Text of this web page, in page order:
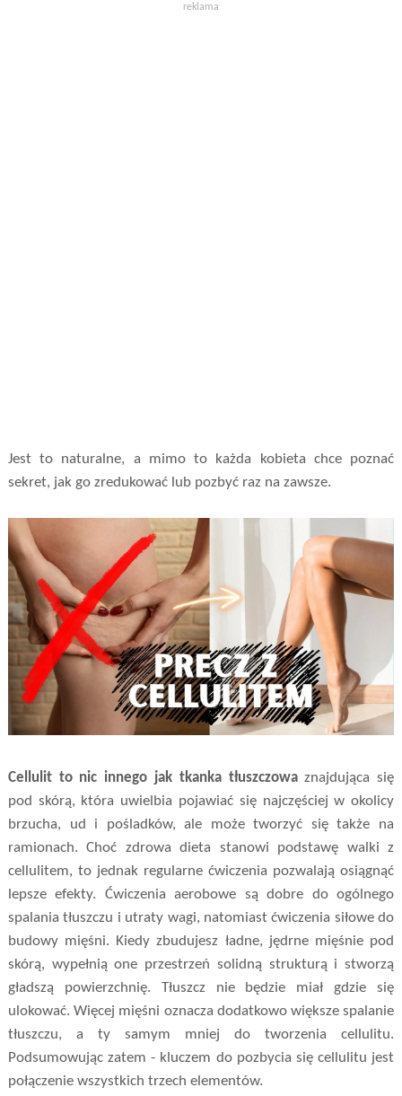
reklama
Jest to naturalne, a mimo to każda kobieta chce poznać
sekret, jak go zredukować lub pozbyć raz na zawsze.
Cellulit to nic innego jak tkanka tłuszczowaznajdująca się
pod skórą, która uwielbia pojawiać się najczęściej w okolicy
brzucha, ud i pośladków, ale może tworzyć się także na
ramionach. Choć zdrowa dieta stanowi podstawę walki z
cellulitem, to jednak regularne ćwiczenia pozwalają osiągnąć
lepsze efekty. Ćwiczenia aerobowe są dobre do ogólnego
spalania tłuszczu i utraty wagi, natomiast ćwiczenia siłowe do
budowy mięśni. Kiedy zbudujesz ładne, jędrne mięśnie pod
skórą, wypełnią one przestrzeń solidną strukturą i stworzą
gładszą powierzchnię. Tłuszcz nie będzie miał gdzie się
ulokować. Więcej mięśni oznacza dodatkowo większe spalanie
tłuszczu, a ty samym mniej do tworzenia cellulitu.
Podsumowując zatem - kluczem do pozbycia się cellulitu jest
połączenie wszystkich trzech elementów.